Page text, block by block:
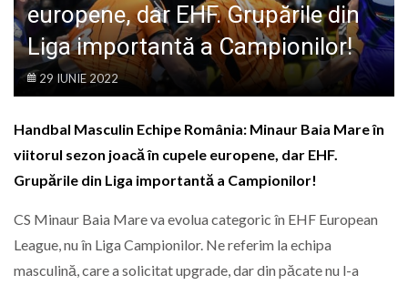
europene, dar EHF. Grupările din
Liga importantă a Campionilor!
29 IUNIE 2022
Handbal Masculin Echipe România: Minaur Baia Mare în
viitorul sezon joacă în cupele europene, dar EHF.
Grupările din Liga importantă a Campionilor!
CS Minaur Baia Mare va evolua categoric în EHF European
League, nu în Liga Campionilor. Ne referim la echipa
masculină, care a solicitat upgrade, dar din păcate nu l-a